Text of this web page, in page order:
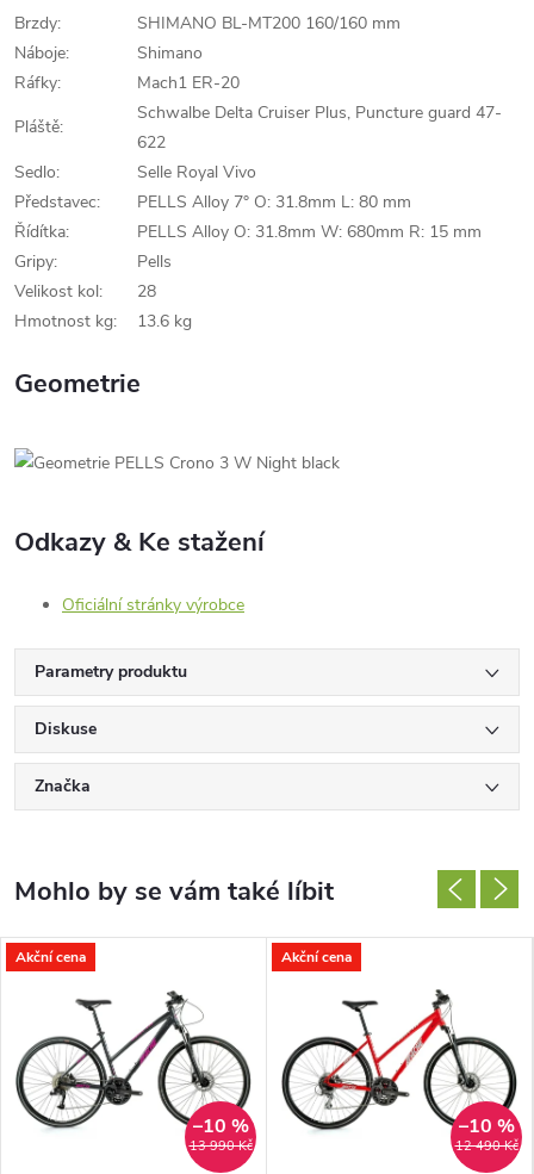
Brzdy:
SHIMANO BL-MT200 160/160 mm
Náboje:
Shimano
Ráfky:
Mach1 ER-20
Pláště:
Schwalbe Delta Cruiser Plus, Puncture guard 47-
622
Sedlo:
Selle Royal Vivo
Představec:
PELLS Alloy 7° O: 31.8mm L: 80 mm
Řídítka:
PELLS Alloy O: 31.8mm W: 680mm R: 15 mm
Gripy:
Pells
Velikost kol:
28
Hmotnost kg:
13.6 kg
Geometrie
Odkazy & Ke stažení
Oficiální stránky výrobce
Parametry produktu
Diskuse
Značka
Akční cena
13 990 Kč
–10 %
Akční cena
12 490 Kč
–10 %